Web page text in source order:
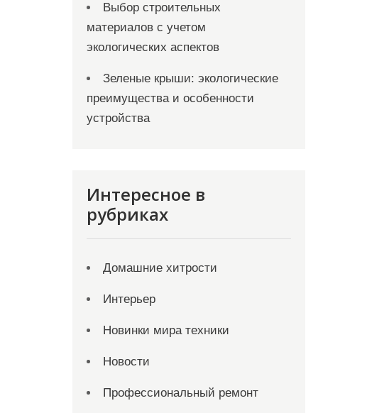
Выбор строительных
материалов с учетом
экологических аспектов
Зеленые крыши: экологические
преимущества и особенности
устройства
Интересное в
рубриках
Домашние хитрости
Интерьер
Новинки мира техники
Новости
Профессиональный ремонт